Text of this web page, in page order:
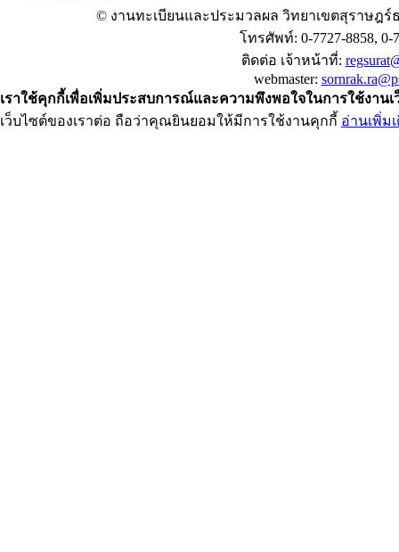
© งานทะเบียนและประมวลผล วิทยาเขตสุราษฎ
โทรศัพท์: 0-7727-8858, 0-
ติดต่อ เจ้าหน้าที่:
webmaster:
เราใช้คุกกี้เพื่อเพิ่มประสบการณ์และความพึงพอใจในการใช้งาน
เว็บไซต์ของเราต่อ ถือว่าคุณยินยอมให้มีการใช้งานคุกกี้ อ่านเพิ่ม